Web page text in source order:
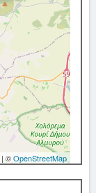
| ©OpenStreetMap